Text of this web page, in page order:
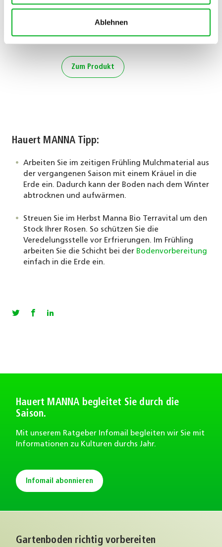
Ablehnen
Gefahr, dass die Mikroorganismen
die Rindenstücke abzubauen. Dieser
Stickstoff fehlt dann der Pflanze.
Zum Produkt
Hauert MANNA Tipp:
Arbeiten Sie im zeitigen Frühling Mulchmaterial aus
der vergangenen Saison mit einem Kräuel in die
Erde ein. Dadurch kann der Boden nach dem Winter
abtrocknen und aufwärmen.
Streuen Sie im Herbst Manna Bio Terravital um den
Stock Ihrer Rosen. So schützen Sie die
Veredelungsstelle vor Erfrierungen. Im Frühling
arbeiten Sie die Schicht bei der Bodenvorbereitung
einfach in die Erde ein.
Hauert MANNA begleitet Sie durch die
Saison.
Mit unserem Ratgeber Infomail begleiten wir Sie mit
Informationen zu Kulturen durchs Jahr.
Infomail abonnieren
Gartenboden richtig vorbereiten